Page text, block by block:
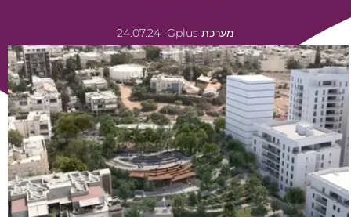
מערכת Gplus 24.07.24